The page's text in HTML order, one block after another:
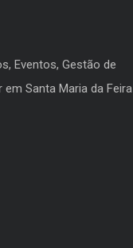
Eventos, Gestão de
Santa Maria da Feira